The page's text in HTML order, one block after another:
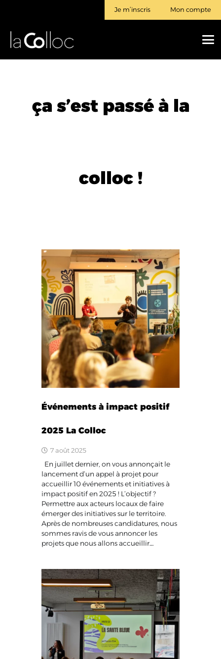
Je m’inscris Mon compte
ça s’est passé à la
colloc !
Événements à impact positif
2025 La Colloc
7 août 2025
En juillet dernier, on vous annonçait le
lancement d’un appel à projet pour
accueillir 10 événements et initiatives à
impact positif en 2025 ! L’objectif ?
Permettre aux acteurs locaux de faire
émerger des initiatives sur le territoire.
Après de nombreuses candidatures, nous
sommes ravis de vous annoncer les
projets que nous allons accueillir…